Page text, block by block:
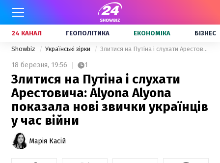
24 КАНАЛ ГЕОПОЛІТИКА ЕКОНОМІКА БІЗНЕС
Showbiz Українські зірки Злитися на Путіна і слухати Арестовича: Alyona Alyona показала нові звички українців у час війни
18 березня, 19:56 1
Злитися на Путіна і слухати
Арестовича: Alyona Alyona
показала нові звички українців
у час війни
Марія Касій